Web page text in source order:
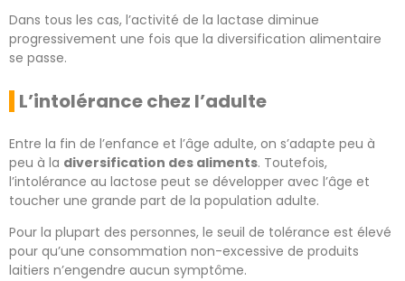
Dans tous les cas, l’activité de la lactase diminue
progressivement une fois que la diversification alimentaire
se passe.
L’intolérance chez l’adulte
Entre la fin de l’enfance et l’âge adulte, on s’adapte peu à
peu à la diversification des aliments. Toutefois,
l’intolérance au lactose peut se développer avec l’âge et
toucher une grande part de la population adulte.
Pour la plupart des personnes, le seuil de tolérance est élevé
pour qu’une consommation non-excessive de produits
laitiers n’engendre aucun symptôme.